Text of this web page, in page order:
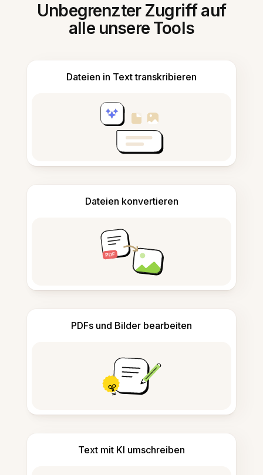
Unbegrenzter Zugriff auf
alle unsere Tools
Dateien in Text transkribieren
Dateien konvertieren
PDFs und Bilder bearbeiten
Text mit KI umschreiben